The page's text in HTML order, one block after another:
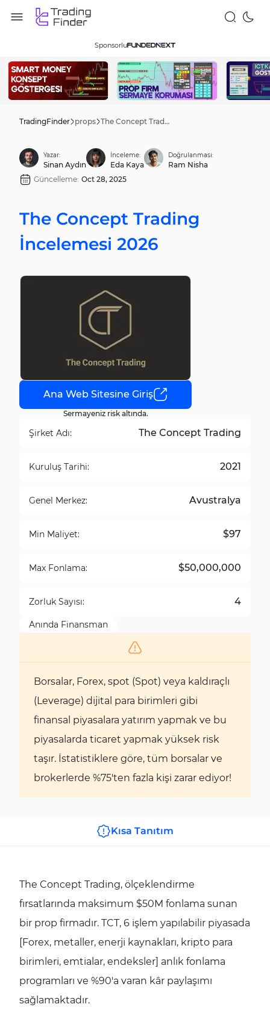
Sponsorlu
TradingFinder props The Concept Trading İncelemesi 2026
Yazar:
Sinan Aydın
İnceleme:
Eda Kaya
Doğrulanması:
Ram Nisha
Güncelleme: Oct 28, 2025
The Concept Trading
İncelemesi 2026
Ana Web Sitesine Giriş
Sermayeniz risk altında.
Şirket Adı: The Concept Trading
Kuruluş Tarihi: 2021
Genel Merkez: Avustralya
Min Maliyet: $97
Max Fonlama: $50,000,000
Zorluk Sayısı: 4
Anında Finansman
Borsalar, Forex, spot (Spot) veya kaldıraçlı
(Leverage) dijital para birimleri gibi
finansal piyasalara yatırım yapmak ve bu
piyasalarda ticaret yapmak yüksek risk
taşır. İstatistiklere göre, tüm borsalar ve
brokerlerde %75'ten fazla kişi zarar ediyor!
Kısa Tanıtım
The Concept Trading, ölçeklendirme
fırsatlarında maksimum $50M fonlama sunan
bir prop firmadır. TCT, 6 işlem yapılabilir piyasada
[Forex, metaller, enerji kaynakları, kripto para
birimleri, emtialar, endeksler] anlık fonlama
programları ve %90'a varan kâr paylaşımı
sağlamaktadır.